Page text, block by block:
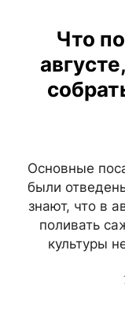
Что
Основные
были
знают, что в
поливать
культуры